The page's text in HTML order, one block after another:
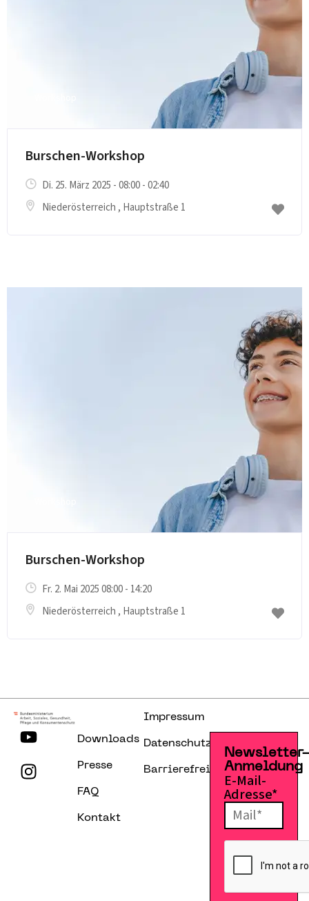
Burschen-Workshop
Di. 25. März 2025 - 08:00 - 02:40
Niederösterreich , Hauptstraße 1
Burschen-Workshop
Fr. 2. Mai 2025 08:00 - 14:20
Niederösterreich , Hauptstraße 1
Downloads
Presse
FAQ
Kontakt
Impressum
Datenschutzerklärung
Barrierefreiheitserklärung
Anmeldung
E-Mail-
Adresse*